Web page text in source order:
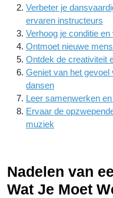
Verbeter je
ervaren instructeurs
Verhoog je conditie
Ontmoet nieuwe
Ontdek de creativiteit
Geniet van het gevoel
dansen
Leer samenwerken
Ervaar de
muziek
Nadelen van
Wat Je Moet